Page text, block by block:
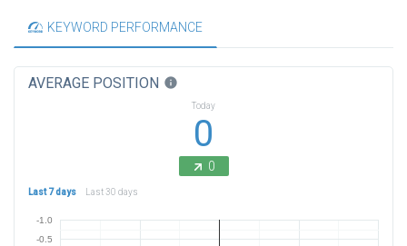
KEYWORD PERFORMANCE
AVERAGE POSITION info
Today
0
0
Last 7 days Last 30 days
-1.0
-0.5